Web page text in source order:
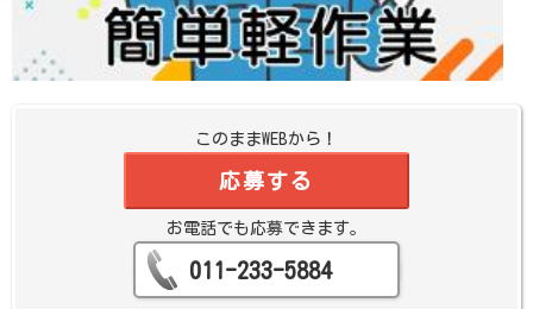
このままWEBから！
応募する
お電話でも応募できます。
011-233-5884